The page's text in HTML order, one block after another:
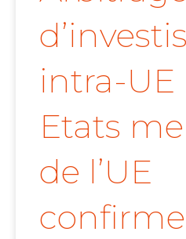
intra-UE
Etats
de l’UE